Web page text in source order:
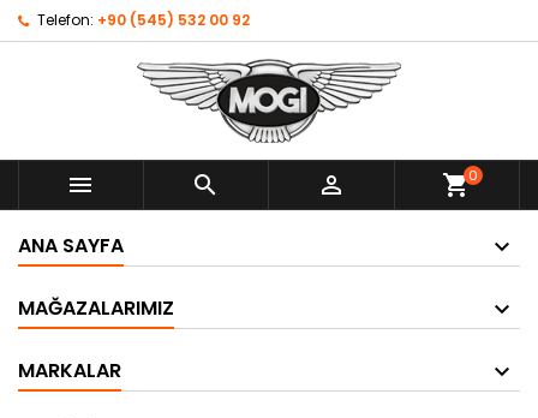
Telefon: +90 (545) 532 00 92
   shopping_cart0
ANA SAYFA
MAĞAZALARIMIZ
MARKALAR